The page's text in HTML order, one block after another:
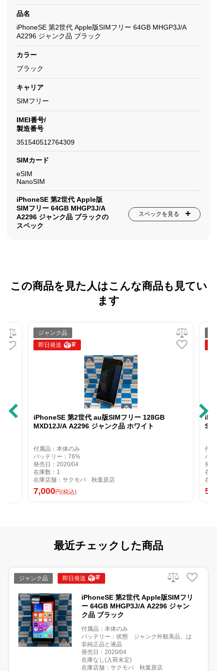
品名
iPhoneSE 第2世代 Apple版SIMフリー 64GB MHGP3J/A
A2296 ジャンク品 ブラック
カラー
ブラック
キャリア
SIMフリー
IMEI番号/
製造番号
351540512764309
SIMカード
eSIM
NanoSIM
iPhoneSE 第2世代 Apple版
SIMフリー 64GB MHGP3J/A
A2296 ジャンク品 ブラックの
スペック
スペックを見る
この商品を見た人はこんな商品も見てい
ます
ジャンク品
即日発送
iPhoneSE 第2世代 au版SIMフリー 128GB
MXD12J/A A2296 ジャンク品 ホワイト
付属品：本体のみ
バッテリー：76%
発売日：2020/04
在庫数：1
在庫店舗：サクモバ 秋葉原店
7,000円(税込)
付属
バッ
発売
在庫数
在庫
最近チェックした商品
ジャンク品 即日発送
iPhoneSE 第2世代 Apple版SIMフリ
ー 64GB MHGP3J/A A2296 ジャン
ク品 ブラック
付属品：本体のみ
バッテリー：状態 ジャンク外観美品、は
非純正品と液晶
発売日：2020/04
在庫なし(入荷未定)
在庫店舗：サクモバ 秋葉原店